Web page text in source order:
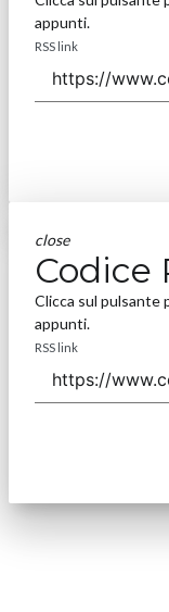
appunti.
RSS link
close
Codice
Clicca sul pulsante
appunti.
RSS link